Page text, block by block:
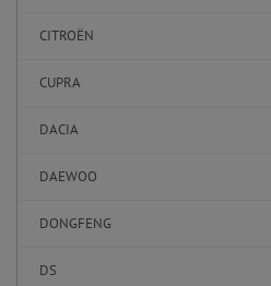
CITROËN
CUPRA
DACIA
DAEWOO
DONGFENG
DS